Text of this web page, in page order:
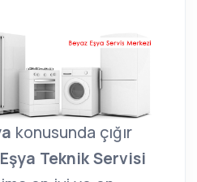
konusunda çığır
Teknik Servisi